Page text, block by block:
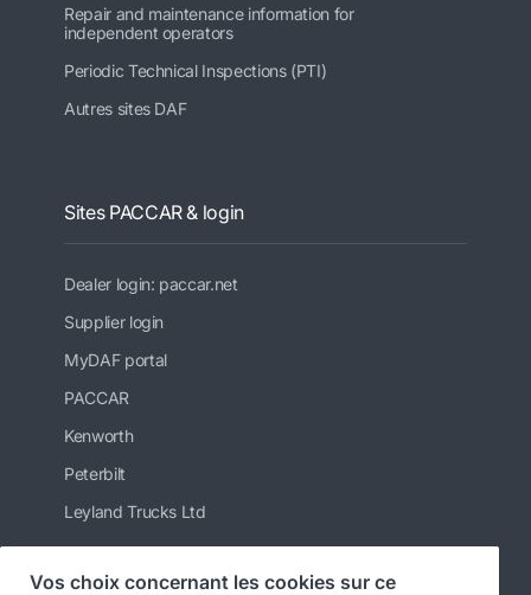
Repair and maintenance information for
independent operators
Periodic Technical Inspections (PTI)
Autres sites DAF
Sites PACCAR & login
Dealer login: paccar.net
Supplier login
MyDAF portal
PACCAR
Kenworth
Peterbilt
Leyland Trucks Ltd
Vos choix concernant les cookies sur ce